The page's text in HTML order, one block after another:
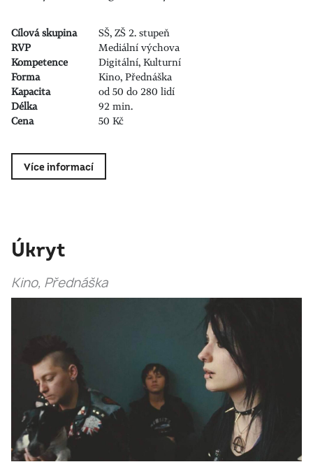
Cílová skupina
SŠ, ZŠ 2. stupeň
RVP
Mediální výchova
Kompetence
Digitální, Kulturní
Forma
Kino, Přednáška
Kapacita
od 50 do 280 lidí
Délka
92 min.
Cena
50 Kč
Více informací
Úkryt
Kino, Přednáška